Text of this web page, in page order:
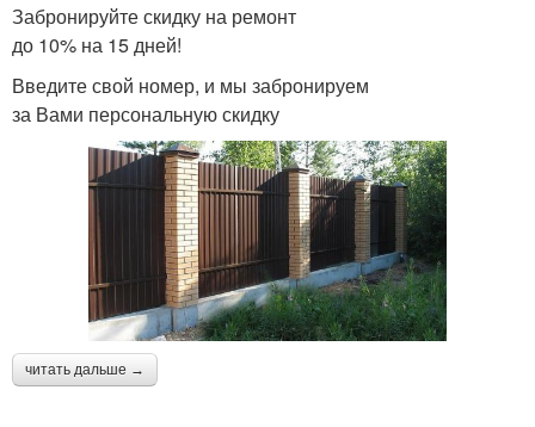
Забронируйте скидку на ремонт
до 10% на 15 дней!
Введите свой номер, и мы забронируем
за Вами персональную скидку
читать дальше →